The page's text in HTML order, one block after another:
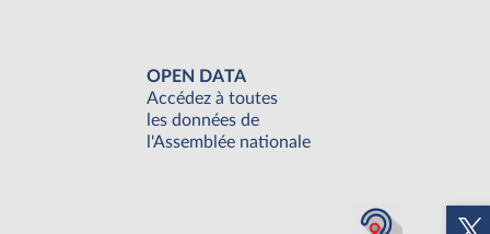
OPEN DATA
Accédez à toutes
les données de
l'Assemblée nationale